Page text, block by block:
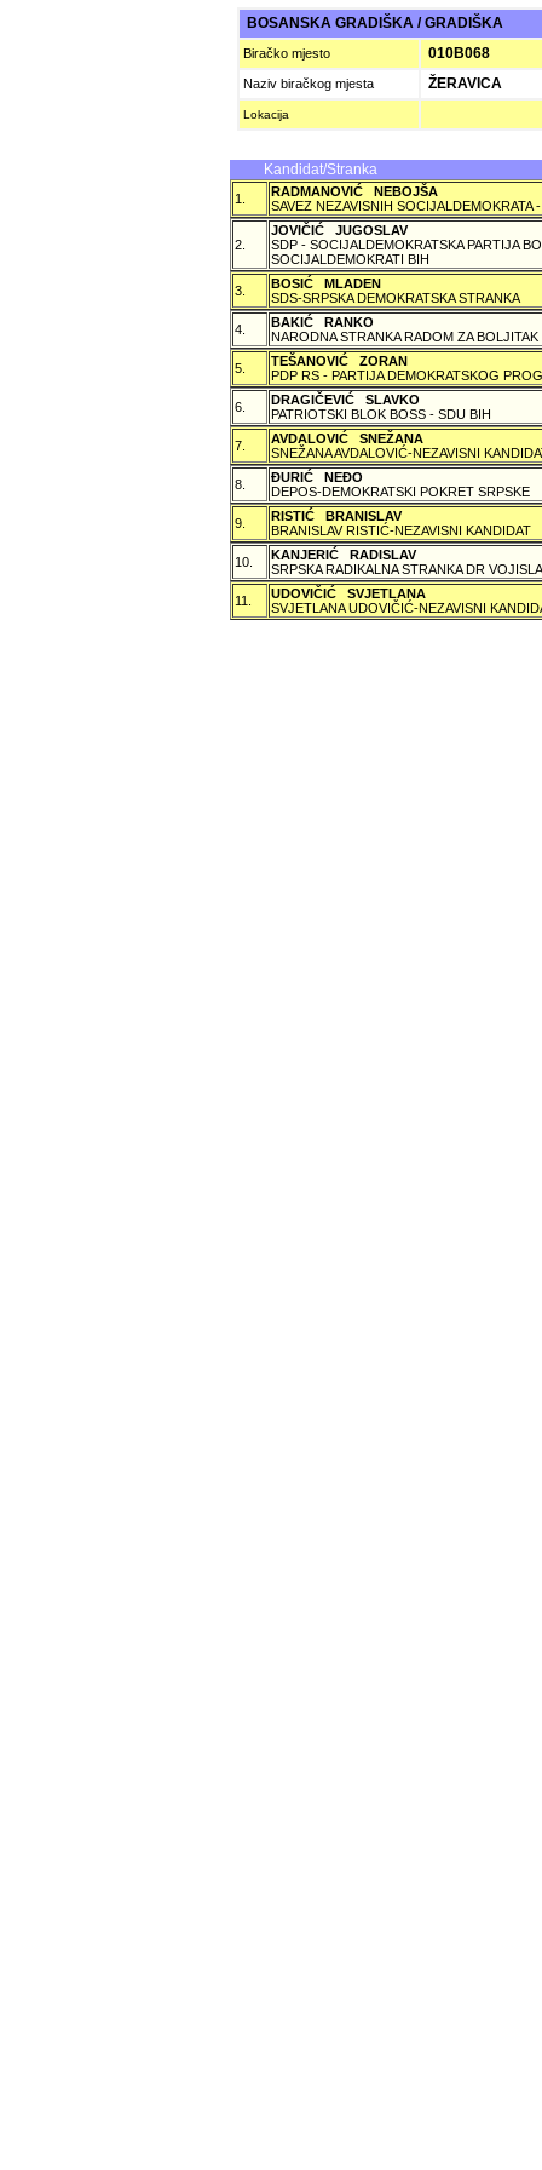
BOSANSKA GRADIŠKA / GRADIŠKA
Biračko mjesto 010B068
Naziv biračkog mjesta ŽERAVICA
Lokacija
Kandidat/Stranka
1.
RADMANOVIĆ NEBOJŠA
SAVEZ NEZAVISNIH SOCIJALDEMOKRATA
2.
JOVIČIĆ JUGOSLAV
SDP - SOCIJALDEMOKRATSKA PARTIJA
SOCIJALDEMOKRATI BIH
3.
BOSIĆ MLADEN
SDS-SRPSKA DEMOKRATSKA STRANKA
4.
BAKIĆ RANKO
NARODNA STRANKA RADOM ZA BOLJITAK
5.
TEŠANOVIĆ ZORAN
PDP RS - PARTIJA DEMOKRATSKOG
6.
DRAGIČEVIĆ SLAVKO
PATRIOTSKI BLOK BOSS - SDU BIH
7.
AVDALOVIĆ SNEŽANA
SNEŽANA AVDALOVIĆ-NEZAVISNI
8.
ÐURIĆ NEÐO
DEPOS-DEMOKRATSKI POKRET SRPSKE
9.
RISTIĆ BRANISLAV
BRANISLAV RISTIĆ-NEZAVISNI KANDIDAT
10.
KANJERIĆ RADISLAV
SRPSKA RADIKALNA STRANKA DR
11.
UDOVIČIĆ SVJETLANA
SVJETLANA UDOVIČIĆ-NEZAVISNI